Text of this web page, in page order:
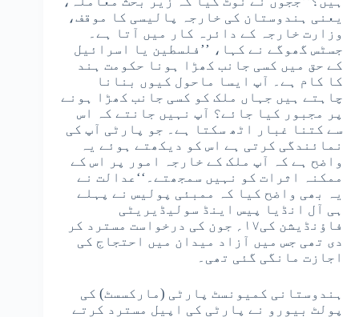
یعنی ہندوستان کی خارجہ پالیسی کا موقف،
وزارت خارجہ کے دائرہ کار میں آتا ہے۔
جسٹس گھوگے نے کہا، ’’فلسطین یا اسرائیل
کے حق میں کسی جانب کھڑا ہونا حکومت ہند
کا کام ہے۔ آپ ایسا ماحول کیوں بنانا
چاہتے ہیں جہاں ملک کو کسی جانب کھڑا ہونے
پر مجبور کیا جائے؟ آپ نہیں جانتے کہ اس
سے کتنا غبار اٹھ سکتا ہے۔ جو پارٹی آپ کی
نمائندگی کرتی ہے اس کو دیکھتے ہوئے یہ
واضح ہے کہ آپ ملک کے خارجہ امور پر اس کے
ممکنہ اثرات کو نہیں سمجھتے۔‘‘عدالت نے
یہ بھی واضح کیا کہ ممبئی پولیس نے پہلے
ہی آل انڈیا پیس اینڈ سولیڈیریٹی
فاؤنڈیشن کی۱۷؍ جون کی درخواست مسترد کر
دی تھی جس میں آزاد میدان میں احتجاج کی
اجازت مانگی گئی تھی۔
ہندوستانی کمیونسٹ پارٹی (مارکسسٹ) کی
پولٹ بیورو نے پارٹی کی اپیل مسترد کرتے